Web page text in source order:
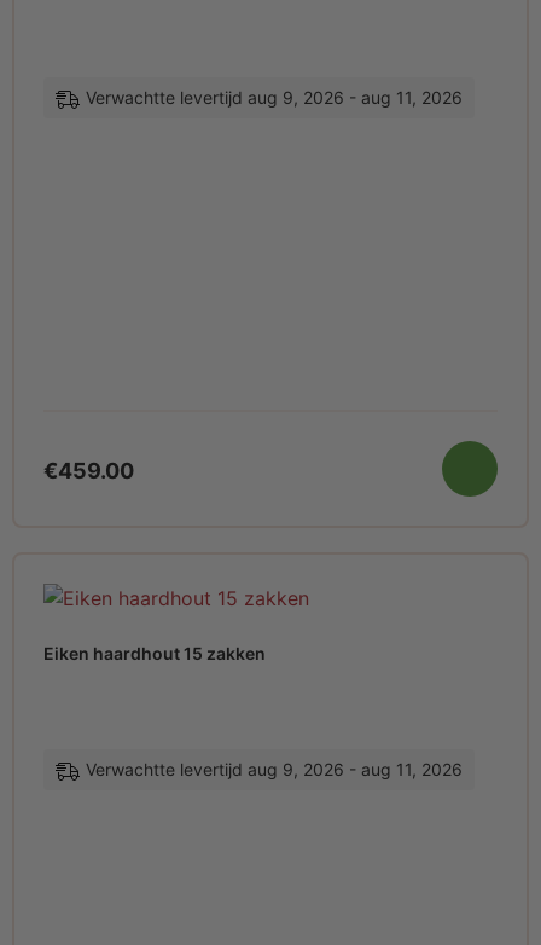
€459.00
Verwachtte levertijd aug 9, 2026 - aug 11, 2026
Eiken haardhout 15 zakken
Verwachtte levertijd aug 9, 2026 - aug 11, 2026